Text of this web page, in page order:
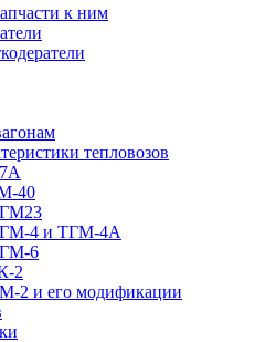
к ним
тепловозов
40
4 и ТГМ-4А
6
2
2 и его модификации